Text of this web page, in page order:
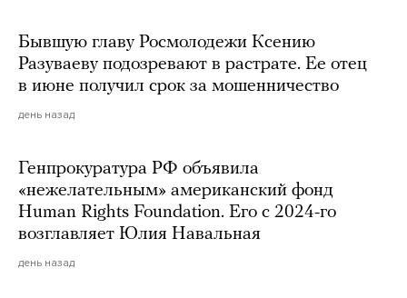
Бывшую главу Росмолодежи Ксению
Разуваеву подозревают в растрате. Ее отец
в июне получил срок за мошенничество
день назад
Генпрокуратура РФ объявила
«нежелательным» американский фонд
Human Rights Foundation. Его с 2024-го
возглавляет Юлия Навальная
день назад